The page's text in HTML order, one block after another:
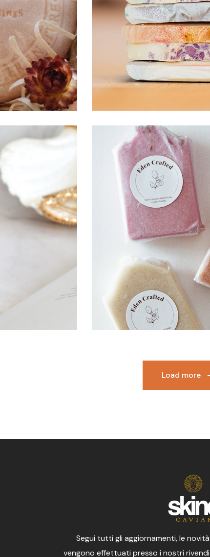
Load more
Segui tutti gli aggiornamenti, le
vengono effettuati presso i nostri